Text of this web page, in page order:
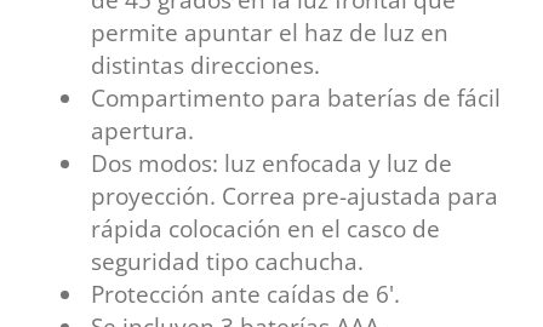
permite apuntar el haz de luz en
distintas direcciones.
Compartimento para baterías de fácil
apertura.
Dos modos: luz enfocada y luz de
proyección. Correa pre-ajustada para
rápida colocación en el casco de
seguridad tipo cachucha.
Protección ante caídas de 6'.